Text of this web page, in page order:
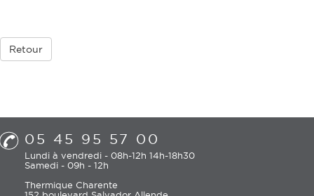
Retour
05 45 95 57 00
Lundi à vendredi - 08h-12h 14h-18h30
Samedi - 09h - 12h
Thermique Charente